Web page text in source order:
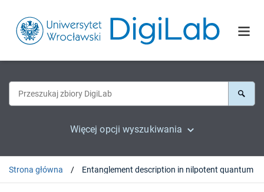
Więcej opcji wyszukiwania
Strona główna